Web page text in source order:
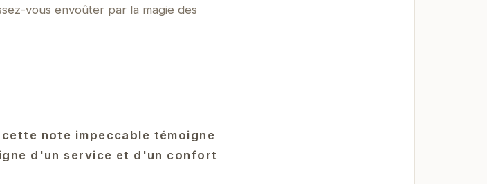
vous envoûter par la magie des
note impeccable témoigne
d'un service et d'un confort